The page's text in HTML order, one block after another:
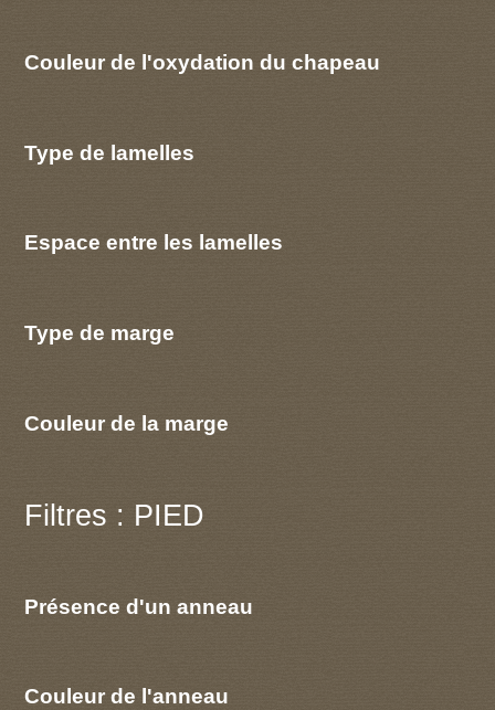
Couleur de l'oxydation du chapeau
Type de lamelles
Espace entre les lamelles
Type de marge
Couleur de la marge
Filtres : PIED
Présence d'un anneau
Couleur de l'anneau